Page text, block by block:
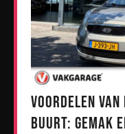
Voordelen van
Buurt: Gemak